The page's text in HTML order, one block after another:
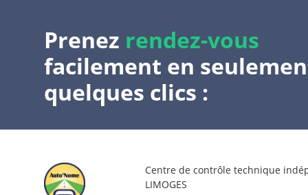
Prenez rendez-vous
facilement en
quelques clics :
Centre de contrôle technique
LIMOGES